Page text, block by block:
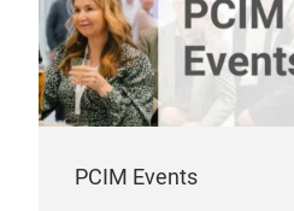
PCIM Events